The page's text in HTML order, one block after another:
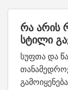
რა არის
სტილი
სუფთა და